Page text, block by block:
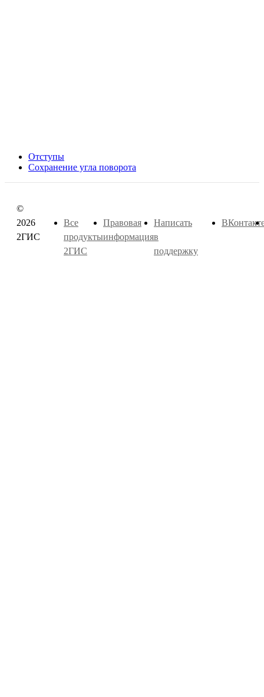
Отступы
Сохранение угла поворота
©
2026
2ГИС
Все
продукты
2ГИС
Правовая
информация
Написать
в
поддержку